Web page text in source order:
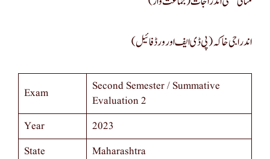
اندراجی خاکہ(پی ڈی ایف اور ورڈ فائیل)
Exam
Second Semester / Summative
Evaluation 2
Year
2023
State
Maharashtra